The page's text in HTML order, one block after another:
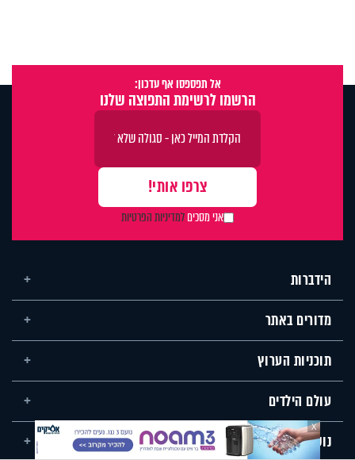
אל תפספסו אף עדכון:
הרשמו לרשימת התפוצה שלנו
אני מסכיםלמדיניות הפרטיות
הידברות
מדורים באתר
תוכניות הערוץ
עולם הילדים
נושאים שונים
X